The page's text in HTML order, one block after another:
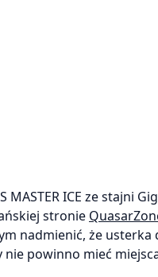
MASTER ICE ze stajni
stronie
nadmienić, że
nie powinno mieć